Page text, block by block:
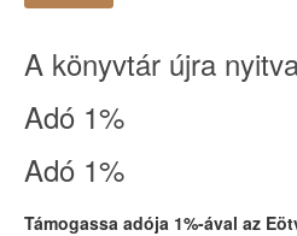
A könyvtár újra
Adó 1%
Adó 1%
Támogassa adója 1%-ával az